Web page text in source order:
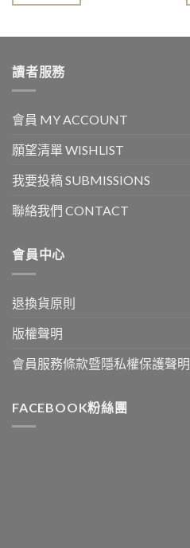
讀者服務
會員 MY ACCOUNT
願望清單 WISHLIST
我要投稿 SUBMISSIONS
聯絡我們 CONTACT
會員中心
退換貨原則
版權聲明
會員服務條款暨隱私權保護聲明
FACEBOOK粉絲團